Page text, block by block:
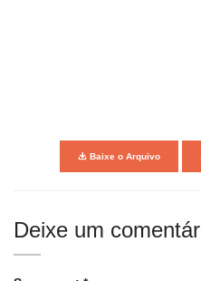
Baixe o Arquivo
Deixe um